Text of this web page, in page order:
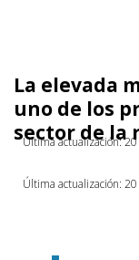
La elevada
uno de los
sector de la
Última actualización:
Última actualización: